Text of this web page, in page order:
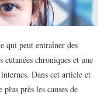
qui peut entraîner des
cutanées chroniques et une
Dans cet article et
près les causes de